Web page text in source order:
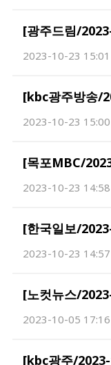
2023-10-23 15:01
2023-10-23 15:00
2023-10-23 14:58
2023-10-23 14:57
2023-10-05 17:16